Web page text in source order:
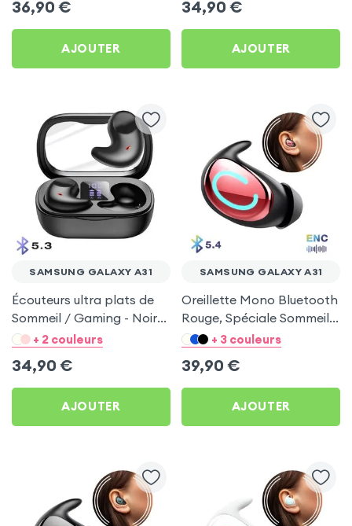
36,90 €
AJOUTER
34,90 €
AJOUTER
SAMSUNG GALAXY A31
Écouteurs ultra plats de
Sommeil / Gaming - Noir
pour Samsung Galaxy A31
+ 2 couleurs
34,90 €
AJOUTER
SAMSUNG GALAXY A31
Oreillette Mono Bluetooth
Rouge, Spéciale Sommeil
pour Samsung Galaxy A31
+ 3 couleurs
39,90 €
AJOUTER